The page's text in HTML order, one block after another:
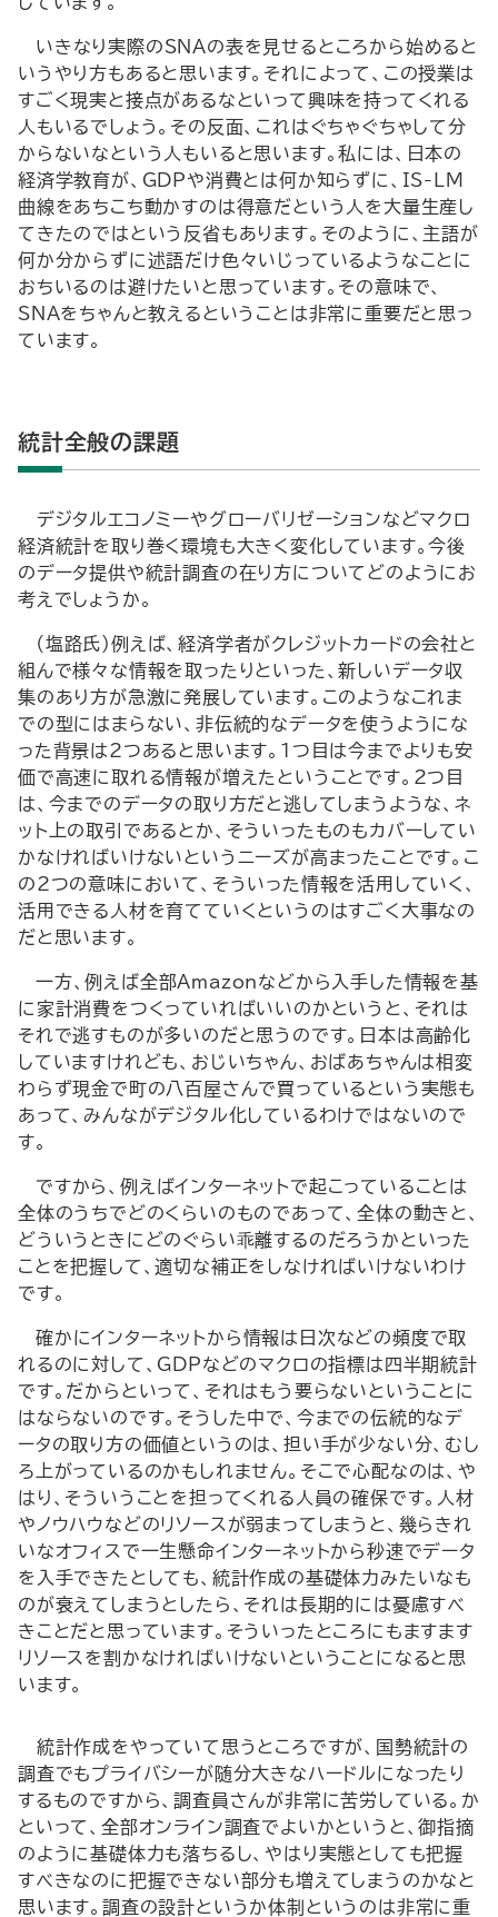
いきなり実際のSNAの表を見せるところから始めると
いうやり方もあると思います。それによって、この授業は
すごく現実と接点があるなといって興味を持ってくれる
人もいるでしょう。その反面、これはぐちゃぐちゃして分
からないなという人もいると思います。私には、日本の
経済学教育が、GDPや消費とは何か知らずに、IS-LM
曲線をあちこち動かすのは得意だという人を大量生産し
てきたのではという反省もあります。そのように、主語が
何か分からずに述語だけ色々いじっているようなことに
おちいるのは避けたいと思っています。その意味で、
SNAをちゃんと教えるということは非常に重要だと思っ
ています。
統計全般の課題
―デジタルエコノミーやグローバリゼーションなどマクロ
経済統計を取り巻く環境も大きく変化しています。今後
のデータ提供や統計調査の在り方についてどのようにお
考えでしょうか。―
（塩路氏）例えば、経済学者がクレジットカードの会社と
組んで様々な情報を取ったりといった、新しいデータ収
集のあり方が急激に発展しています。このようなこれま
での型にはまらない、非伝統的なデータを使うようにな
った背景は2つあると思います。1つ目は今までよりも安
価で高速に取れる情報が増えたということです。2つ目
は、今までのデータの取り方だと逃してしまうような、ネ
ット上の取引であるとか、そういったものもカバーしてい
かなければいけないというニーズが高まったことです。こ
の2つの意味において、そういった情報を活用していく、
活用できる人材を育てていくというのはすごく大事なの
だと思います。
一方、例えば全部Amazonなどから入手した情報を基
に家計消費をつくっていればいいのかというと、それは
それで逃すものが多いのだと思うのです。日本は高齢化
していますけれども、おじいちゃん、おばあちゃんは相変
わらず現金で町の八百屋さんで買っているという実態も
あって、みんながデジタル化しているわけではないので
す。
ですから、例えばインターネットで起こっていることは
全体のうちでどのくらいのものであって、全体の動きと、
どういうときにどのぐらい乖離するのだろうかといった
ことを把握して、適切な補正をしなければいけないわけ
です。
確かにインターネットから情報は日次などの頻度で取
れるのに対して、GDPなどのマクロの指標は四半期統計
です。だからといって、それはもう要らないということに
はならないのです。そうした中で、今までの伝統的なデ
ータの取り方の価値というのは、担い手が少ない分、むし
ろ上がっているのかもしれません。そこで心配なのは、や
はり、そういうことを担ってくれる人員の確保です。人材
やノウハウなどのリソースが弱まってしまうと、幾らきれ
いなオフィスで一生懸命インターネットから秒速でデータ
を入手できたとしても、統計作成の基礎体力みたいなも
のが衰えてしまうとしたら、それは長期的には憂慮すべ
きことだと思っています。そういったところにもますます
リソースを割かなければいけないということになると思
います。
―統計作成をやっていて思うところですが、国勢統計の
調査でもプライバシーが随分大きなハードルになったり
するものですから、調査員さんが非常に苦労している。か
といって、全部オンライン調査でよいかというと、御指摘
のように基礎体力も落ちるし、やはり実態としても把握
すべきなのに把握できない部分も増えてしまうのかなと
思います。調査の設計というか体制というのは非常に重